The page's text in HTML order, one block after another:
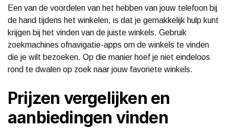
Een van de voordelen van het hebben van jouw telefoon bij
de hand tijdens het winkelen, is dat je gemakkelijk hulp kunt
krijgen bij het vinden van de juiste winkels. Gebruik
zoekmachines ofnavigatie-apps om de winkels te vinden
die je wilt bezoeken. Op die manier hoef je niet eindeloos
rond te dwalen op zoek naar jouw favoriete winkels.
Prijzen vergelijken en
aanbiedingen vinden